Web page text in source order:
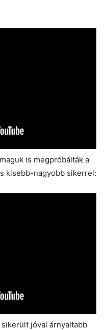
is megpróbálták a
kisebb-nagyobb sikerrel:
jóval árnyaltabb